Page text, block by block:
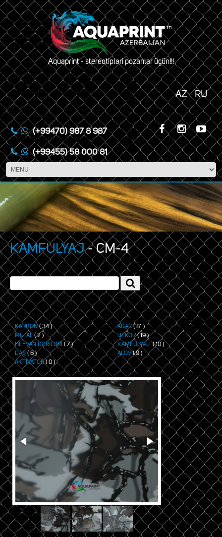
Aquaprint - stereotipləri pozanlar üçün!!!
AZ RU
(+99470) 987 8 987
(+99455) 58 000 81
KAMFULYAJ- CM-4
KARBON( 34 ) AĞAC( 81 )
METAL( 2 ) DEKOR( 19 )
HEYVAN DƏRİLƏRİ ( 7 ) KAMFULYAJ ( 10 )
DAŞ ( 6 ) ALOV( 9 )
AKTİVATOR( 0 )